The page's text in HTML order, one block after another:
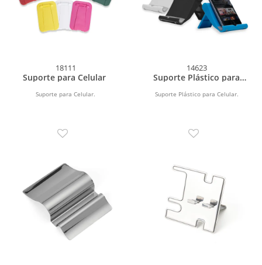
18111
Suporte para Celular
Suporte para Celular.
14623
Suporte Plástico para
Suporte Plástico para Celular.